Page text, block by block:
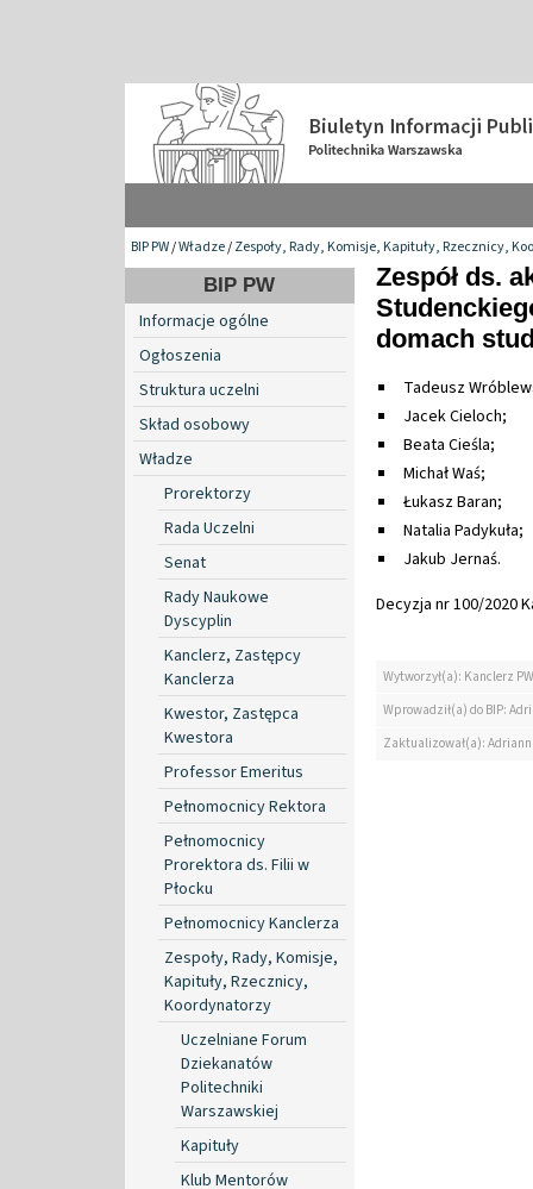
BIP PW/Władze/Zespoły, Rady, Komisje, Kapituły, Rzecznicy,
BIP PW
Informacje ogólne
Ogłoszenia
Struktura uczelni
Skład osobowy
Władze
Prorektorzy
Rada Uczelni
Senat
Rady Naukowe
Dyscyplin
Kanclerz, Zastępcy
Kanclerza
Kwestor, Zastępca
Kwestora
Professor Emeritus
Pełnomocnicy Rektora
Pełnomocnicy
Prorektora ds. Filii w
Płocku
Pełnomocnicy Kanclerza
Zespoły, Rady, Komisje,
Kapituły, Rzecznicy,
Koordynatorzy
Uczelniane Forum
Dziekanatów
Politechniki
Warszawskiej
Kapituły
Klub Mentorów
Zespół ds.
domach
Tadeusz
Jacek Cieloch;
Beata Cieśla;
Michał Waś;
Łukasz Baran;
Natalia Padykuła;
Jakub Jernaś.
Decyzja nr 100/2020
Wytworzył(a): Kanclerz PW
Wprowadził(a) do BIP:
Zaktualizował(a):